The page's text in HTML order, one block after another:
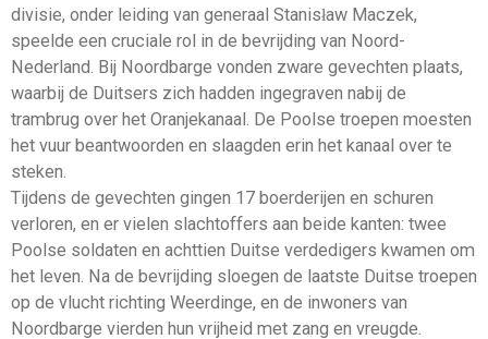
divisie, onder leiding van generaal Stanisław Maczek,
speelde een cruciale rol in de bevrijding van Noord-
Nederland. Bij Noordbarge vonden zware gevechten plaats,
waarbij de Duitsers zich hadden ingegraven nabij de
trambrug over het Oranjekanaal. De Poolse troepen moesten
het vuur beantwoorden en slaagden erin het kanaal over te
steken.
Tijdens de gevechten gingen 17 boerderijen en schuren
verloren, en er vielen slachtoffers aan beide kanten: twee
Poolse soldaten en achttien Duitse verdedigers kwamen om
het leven. Na de bevrijding sloegen de laatste Duitse troepen
op de vlucht richting Weerdinge, en de inwoners van
Noordbarge vierden hun vrijheid met zang en vreugde.